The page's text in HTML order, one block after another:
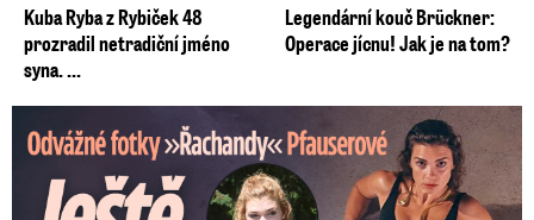
Kuba Ryba z Rybiček 48
prozradil netradiční jméno
syna. ...
Legendární kouč Brückner:
Operace jícnu! Jak je na tom?
Odvážné fotky Denisy Pfauserové: Ještě, že to táta nevidí